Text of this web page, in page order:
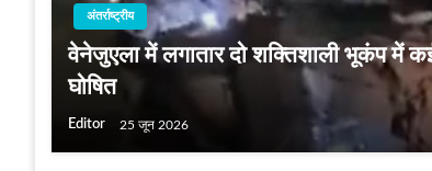
अंतर्राष्ट्रीय
वेनेजुएला में लगातार दो शक्तिशाली भूकंप में
घोषित
Editor 25 जून 2026